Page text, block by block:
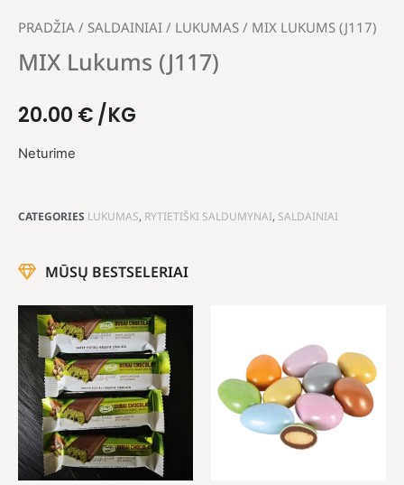
PRADŽIA / SALDAINIAI / LUKUMAS / MIX LUKUMS (J117)
MIX Lukums (J117)
20.00 €/KG
Neturime
CATEGORIES LUKUMAS, RYTIETIŠKI SALDUMYNAI, SALDAINIAI
MŪSŲ BESTSELERIAI